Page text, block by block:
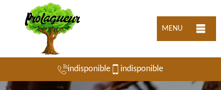
MENU
indisponible indisponible